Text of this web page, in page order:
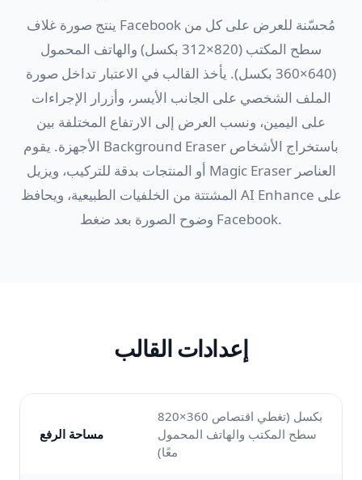
ينتج صورة غلاف Facebook مُحسّنة للعرض على كل من
سطح المكتب (820×312 بكسل) والهاتف المحمول
(640×360 بكسل). يأخذ القالب في الاعتبار تداخل صورة
الملف الشخصي على الجانب الأيسر، وأزرار الإجراءات
على اليمين، ونسب العرض إلى الارتفاع المختلفة بين
الأجهزة. يقوم Background Eraser باستخراج الأشخاص
أو المنتجات بدقة للتركيب، ويزيل Magic Eraser العناصر
المشتتة من الخلفيات الطبيعية، ويحافظ AI Enhance على
وضوح الصورة بعد ضغط Facebook.
إعدادات القالب
مساحة الرفع
820×360 بكسل (تغطي اقتصاص
سطح المكتب والهاتف المحمول
معًا)